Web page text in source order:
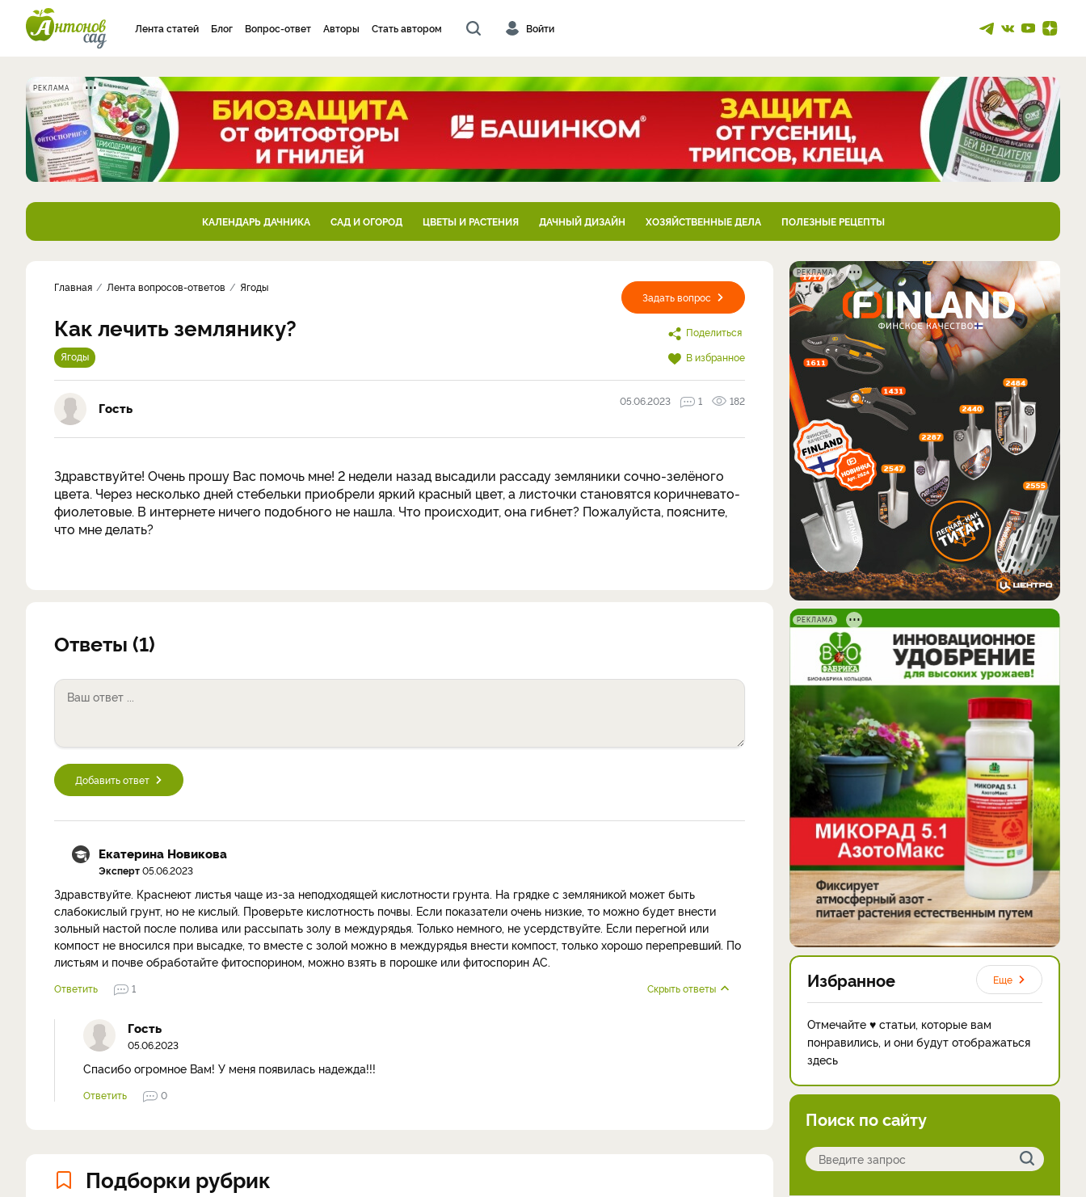
Лента статей Блог Вопрос-ответ Авторы Стать автором Войти
РЕКЛАМА
КАЛЕНДАРЬ ДАЧНИКА САД И ОГОРОД ЦВЕТЫ И РАСТЕНИЯ ДАЧНЫЙ ДИЗАЙН ХОЗЯЙСТВЕННЫЕ ДЕЛА ПОЛЕЗНЫЕ РЕЦЕПТЫ
Задать вопрос
Поделиться
В избранное
Главная Лента вопросов-ответов Ягоды
Как лечить землянику?
Ягоды
Гость 05.06.2023 1 182
Здравствуйте! Очень прошу Вас помочь мне! 2 недели назад высадили рассаду земляники сочно-зелёного
цвета. Через несколько дней стебельки приобрели яркий красный цвет, а листочки становятся коричневато-
фиолетовые. В интернете ничего подобного не нашла. Что происходит, она гибнет? Пожалуйста, поясните,
что мне делать?
Ответы (1)
Добавить ответ
Екатерина Новикова
Эксперт05.06.2023
Здравствуйте. Краснеют листья чаще из-за неподходящей кислотности грунта. На грядке с земляникой может быть
слабокислый грунт, но не кислый. Проверьте кислотность почвы. Если показатели очень низкие, то можно будет внести
зольный настой после полива или рассыпать золу в междурядья. Только немного, не усердствуйте. Если перегной или
компост не вносился при высадке, то вместе с золой можно в междурядья внести компост, только хорошо перепревший. По
листьям и почве обработайте фитоспорином, можно взять в порошке или фитоспорин АС.
Ответить 1 Скрыть ответы
Гость
05.06.2023
Спасибо огромное Вам! У меня появилась надежда!!!
Ответить 0
Подборки рубрик
РЕКЛАМА
РЕКЛАМА
Избранное Еще
Отмечайте ♥ статьи, которые вам
понравились, и они будут отображаться
здесь
Поиск по сайту